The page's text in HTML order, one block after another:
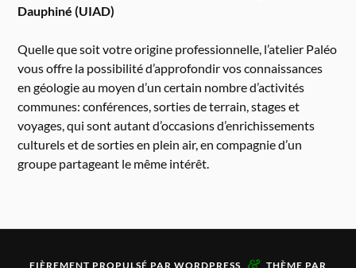
Dauphiné (UIAD)
Quelle que soit votre origine professionnelle, l’atelier Paléo
vous offre la possibilité d’approfondir vos connaissances
en géologie au moyen d’un certain nombre d’activités
communes: conférences, sorties de terrain, stages et
voyages, qui sont autant d’occasions d’enrichissements
culturels et de sorties en plein air, en compagnie d’un
groupe partageant le même intérêt.
FIÈREMENT PROPULSÉ PAR WORDPRESS THÈME PAR